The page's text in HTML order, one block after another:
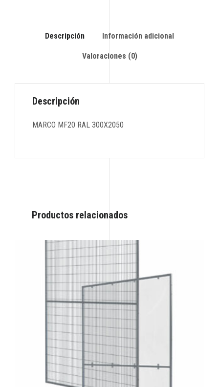
Descripción Información adicional
Valoraciones (0)
Descripción
MARCO MF20 RAL 300X2050
Productos relacionados